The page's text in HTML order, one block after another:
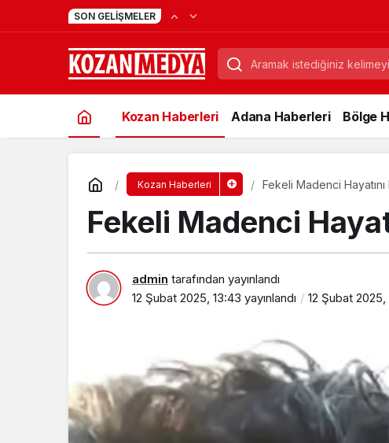
SON GELIŞMELER
Kapıda Kaldı
Kozan Haberleri Adana Haberleri Bölge
Kozan Haberleri Fekeli Madenci
Fekeli Madenci
admin tarafından yayınlandı
12 Şubat 2025, 13:43 yayınlandı 12 Şubat 2025,